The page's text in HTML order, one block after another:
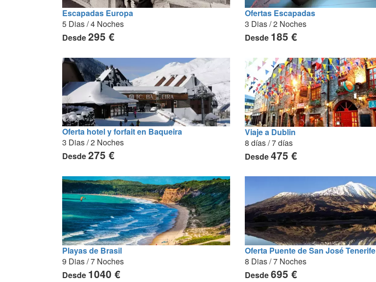
Escapadas Europa
5 Dias / 4 Noches
Desde295 €
Ofertas Escapadas
3 Dias / 2 Noches
Desde 185 €
Oferta hotel y forfait en Baqueira
3 Dias / 2 Noches
Desde275 €
Viaje a Dublin
8 días / 7 días
Desde475 €
Playas de Brasil
9 Dias / 7 Noches
Desde 1040 €
Oferta Puente de San José Tenerife
8 Dias / 7 Noches
Desde695 €